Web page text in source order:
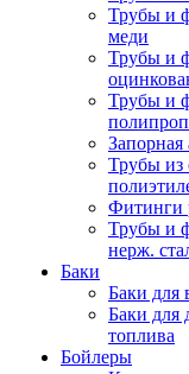
Трубы и
меди
Трубы и
Трубы и
Запорная
Трубы из
Фитинги
Трубы и
нерж.
Баки
Баки для
Баки для
топлива
Бойлеры